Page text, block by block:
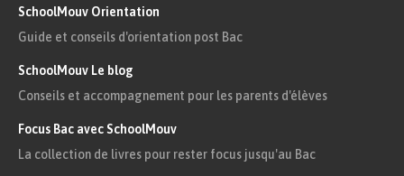
Février 1871 : élections législatives en
France et mise en place d’un
gouvernement légal et légitime
10 mai 1871 : signature du traité de paix
à Francfort : la France perd l’Alsace et la
SchoolMouv Orientation
Guide et conseils d'orientation post Bac
SchoolMouv Le blog
Conseils et accompagnement pour les parents d'élèves
Focus Bac avec SchoolMouv
La collection de livres pour rester focus jusqu'au Bac